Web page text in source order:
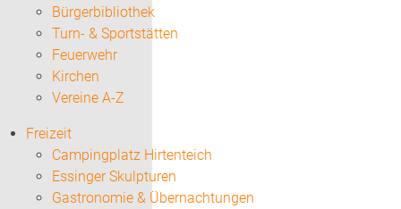
Bürgerbibliothek
Turn- & Sportstätten
Feuerwehr
Kirchen
Vereine A-Z
Freizeit
Campingplatz Hirtenteich
Essinger Skulpturen
Gastronomie & Übernachtungen